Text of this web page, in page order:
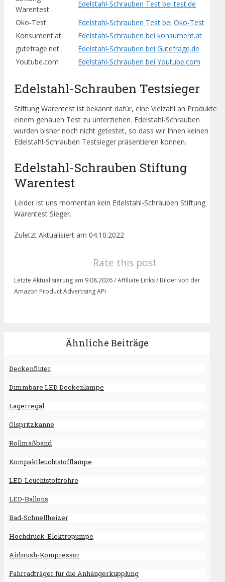
Warentest
Edelstahl-Schrauben Test bei test.de
Öko-Test
Edelstahl-Schrauben Test bei Öko-Test
Konsument.at
Edelstahl-Schrauben bei konsument.at
gutefrage.net
Edelstahl-Schrauben bei Gutefrage.de
Youtube.com
Edelstahl-Schrauben bei Youtube.com
Edelstahl-Schrauben Testsieger
Stiftung Warentest ist bekannt dafür, eine Vielzahl an Produkte
einem genauen Test zu unterziehen. Edelstahl-Schrauben
wurden bisher noch nicht getestet, so dass wir Ihnen keinen
Edelstahl-Schrauben Testsieger präsentieren können.
Edelstahl-Schrauben Stiftung
Warentest
Leider ist uns momentan kein Edelstahl-Schrauben Stiftung
Warentest Sieger.
Zuletzt Aktualisiert am 04.10.2022
Rate this post
Letzte Aktualisierung am 9.08.2026 / Affiliate Links / Bilder von der
Amazon Product Advertising API
Ähnliche Beiträge
Deckenfluter
Dimmbare LED Deckenlampe
Lagerregal
Ölspritzkanne
Rollmaßband
Kompaktleuchtstofflampe
LED-Leuchtstoffröhre
LED-Ballons
Bad-Schnellheizer
Hochdruck-Elektropumpe
Airbrush-Kompressor
Fahrradträger für die Anhängerkupplung